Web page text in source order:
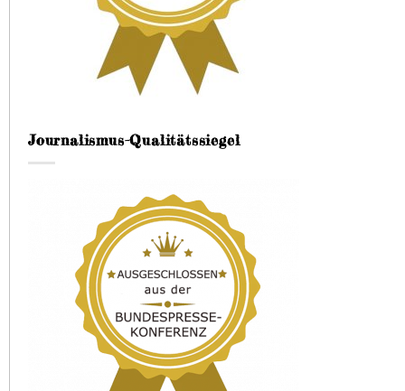
Journalismus-Qualitätssiegel